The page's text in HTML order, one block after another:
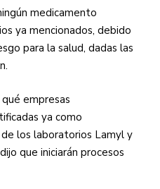
medicamento
ya mencionados, debido
para la salud, dadas las
empresas
ya como
los laboratorios Lamyl y
que iniciarán procesos